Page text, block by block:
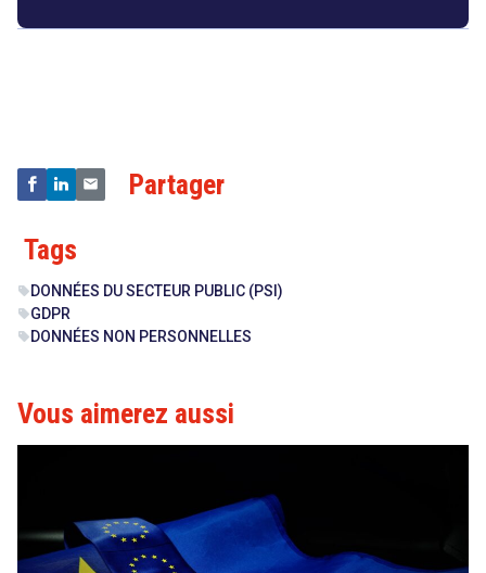
Partager
Tags
sell DONNÉES DU SECTEUR PUBLIC (PSI)
sellGDPR
sell DONNÉES NON PERSONNELLES
Vous aimerez aussi